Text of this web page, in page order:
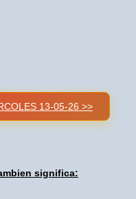
13-05-26 >>
significa: